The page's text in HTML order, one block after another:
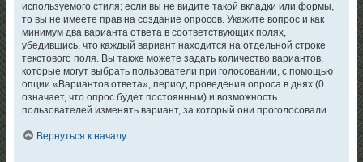
используемого стиля; если вы не видите такой вкладки или формы,
то вы не имеете прав на создание опросов. Укажите вопрос и как
минимум два варианта ответа в соответствующих полях,
убедившись, что каждый вариант находится на отдельной строке
текстового поля. Вы также можете задать количество вариантов,
которые могут выбрать пользователи при голосовании, с помощью
опции «Вариантов ответа», период проведения опроса в днях (0
означает, что опрос будет постоянным) и возможность
пользователей изменять вариант, за который они проголосовали.
Вернуться к началу